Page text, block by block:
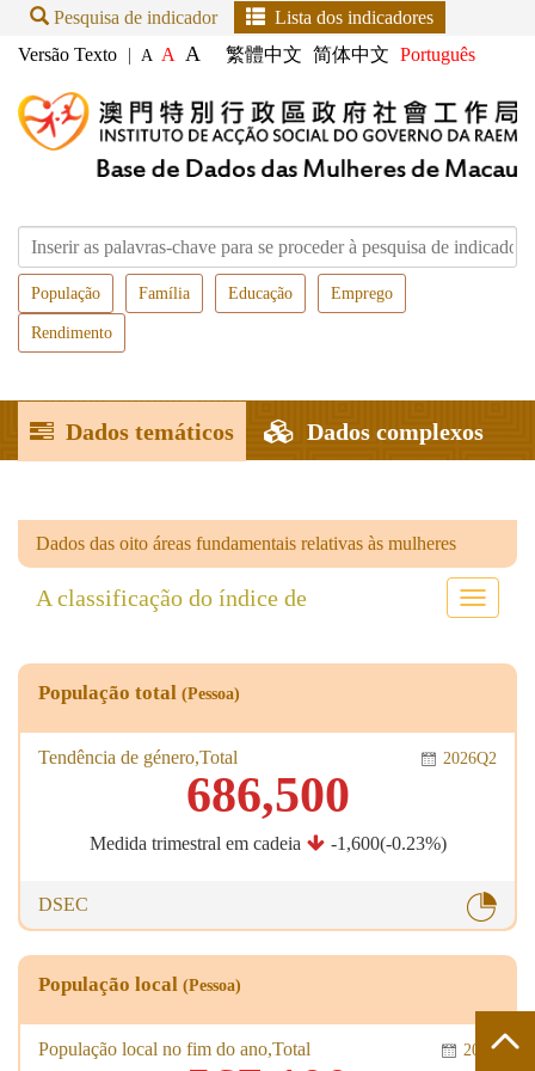
Pesquisa de indicador
Lista dos indicadores
Versão Texto | A A A 繁體中文 简体中文 Português
População Família Educação Emprego
Rendimento
Dados temáticos Dados complexos
Dados das oito áreas fundamentais relativas às mulheres
A
A classificação do índice de
População total (Pessoa)
Tendência de género,Total 2026Q2
686,500
Medida trimestral em cadeia -1,600(-0.23%)
DSEC
População local (Pessoa)
População local no fim do ano,Total 2025